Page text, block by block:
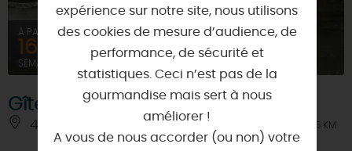
À PARTIR DE
1652€
SEMAINE (MEUBLÉ)
Gîtes Le Pozoir
45360 - SAINT-FIRMIN-SUR-LOIRE À 5.5 KM
expérience sur notre site, nous utilisons
des cookies de mesure d’audience, de
performance, de sécurité et
statistiques. Ceci n’est pas de la
gourmandise mais sert à nous
améliorer !
A vous de nous accorder (ou non) votre